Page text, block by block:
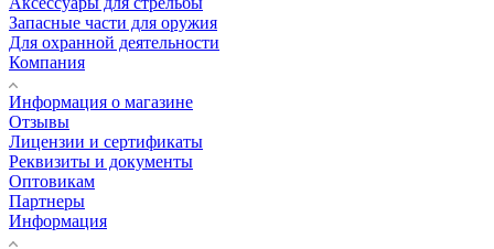
Запасные части для оружия
Для охранной деятельности
Компания
Информация о магазине
Отзывы
Лицензии и сертификаты
Реквизиты и документы
Оптовикам
Партнеры
Информация